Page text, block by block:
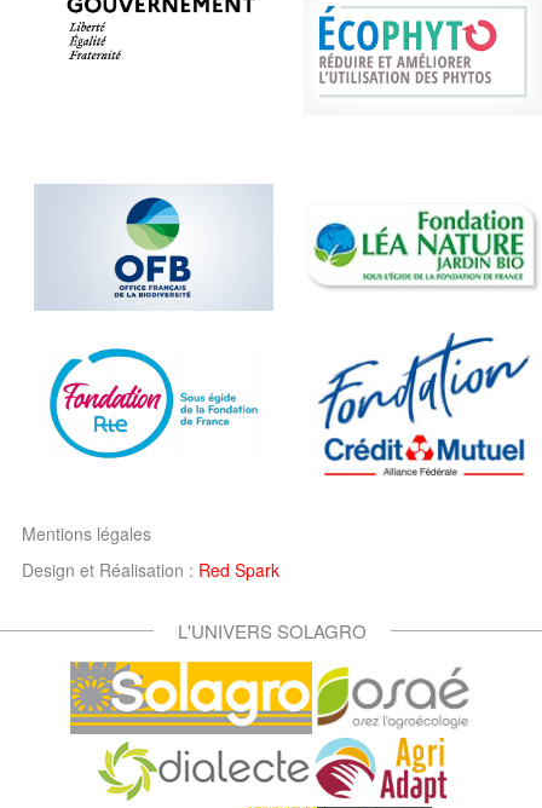
Mentions légales
Design et Réalisation : Red Spark
L'UNIVERS SOLAGRO